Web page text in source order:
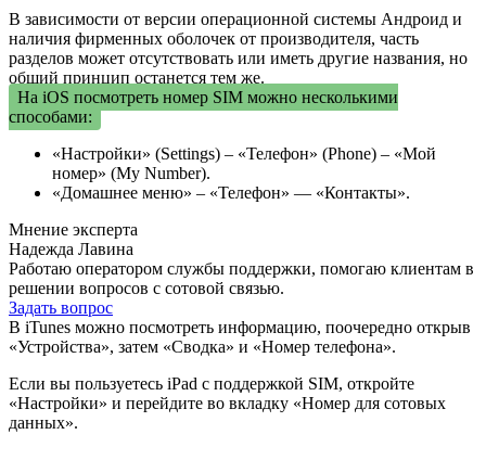
В зависимости от версии операционной системы Андроид и
наличия фирменных оболочек от производителя, часть
разделов может отсутствовать или иметь другие названия, но
общий принцип останется тем же.
На iOS посмотреть номер SIM можно несколькими
способами:
«Настройки» (Settings) – «Телефон» (Phone) – «Мой
номер» (My Number).
«Домашнее меню» – «Телефон» — «Контакты».
Мнение эксперта
Надежда Лавина
Работаю оператором службы поддержки, помогаю клиентам в
решении вопросов с сотовой связью.
Задать вопрос
В iTunes можно посмотреть информацию, поочередно открыв
«Устройства», затем «Сводка» и «Номер телефона».
Если вы пользуетесь iPad с поддержкой SIM, откройте
«Настройки» и перейдите во вкладку «Номер для сотовых
данных».